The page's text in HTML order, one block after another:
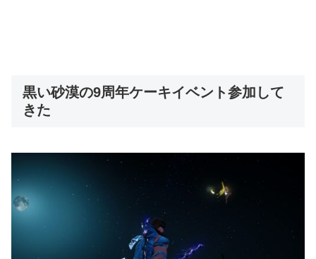
黒い砂漠の9周年ケーキイベント参加して
きた